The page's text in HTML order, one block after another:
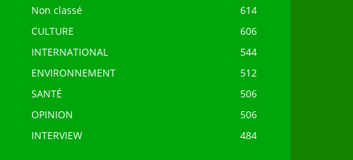
Non classé
614
CULTURE
606
INTERNATIONAL
544
ENVIRONNEMENT
512
SANTÉ
506
OPINION
506
INTERVIEW
484